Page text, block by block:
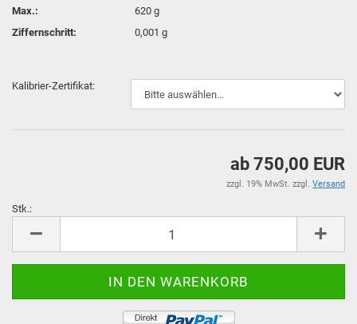
Max.:
620 g
Ziffernschritt:
0,001 g
Kalibrier-Zertifikat:
ab 750,00 EUR
zzgl. 19% MwSt. zzgl. Versand
Stk.: